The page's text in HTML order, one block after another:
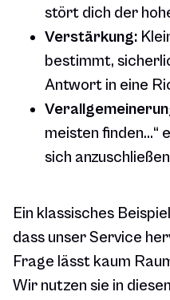
stört dich der
Verstärkung:
bestimmt,
Antwort in eine
meisten finden…“
sich
Ein klassisches
dass unser Service
Frage lässt kaum
Wir nutzen sie in